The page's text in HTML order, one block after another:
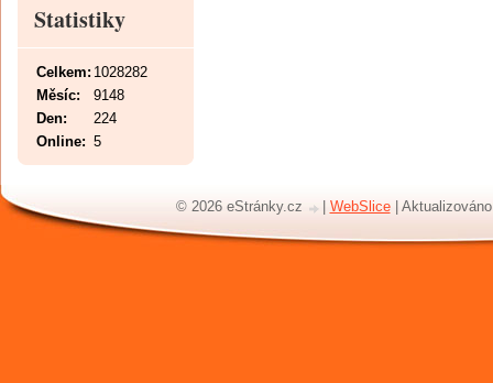
Statistiky
Online: 5
Celkem: 1028282
Měsíc:
9148
Den:
224
© 2026 eStránky.cz WebSlice